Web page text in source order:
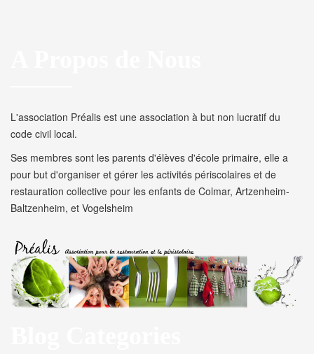
L'association Préalis est une association à but non lucratif du
code civil local.
Ses membres sont les parents d'élèves d'école primaire, elle a
pour but d'organiser et gérer les activités périscolaires et de
restauration collective pour les enfants de Colmar, Artzenheim-
Baltzenheim, et Vogelsheim